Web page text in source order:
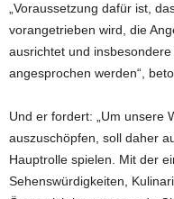
„Voraussetzung dafür ist,
vorangetrieben wird, die
ausrichtet und
angesprochen werden“,
Und er fordert: „Um unsere
auszuschöpfen, soll daher
Hauptrolle spielen. Mit der
Sehenswürdigkeiten,